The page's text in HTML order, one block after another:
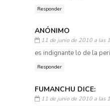
Responder
ANÓNIMO
11 de junio de 2010 a las
es indignante lo de la
Responder
FUMANCHU DICE:
11 de junio de 2010 a las